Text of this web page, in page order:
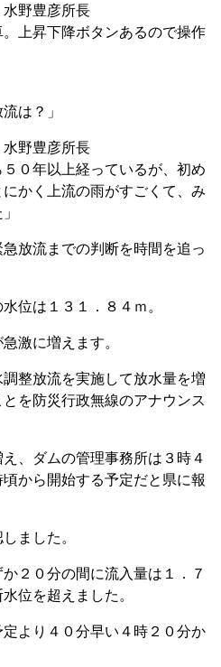
野豊彦所長
上昇下降ボタンあるので操作
は？」
野豊彦所長
０年以上経っているが、初め
かく上流の雨がすごくて、み
放流までの判断を時間を追っ
位は１３１．８４ｍ。
激に増えます。
整放流を実施して放水量を増
を防災行政無線のアナウンス
、ダムの管理事務所は３時４
から開始する予定だと県に報
ました。
２０分の間に流入量は１．７
位を超えました。
より４０分早い４時２０分か